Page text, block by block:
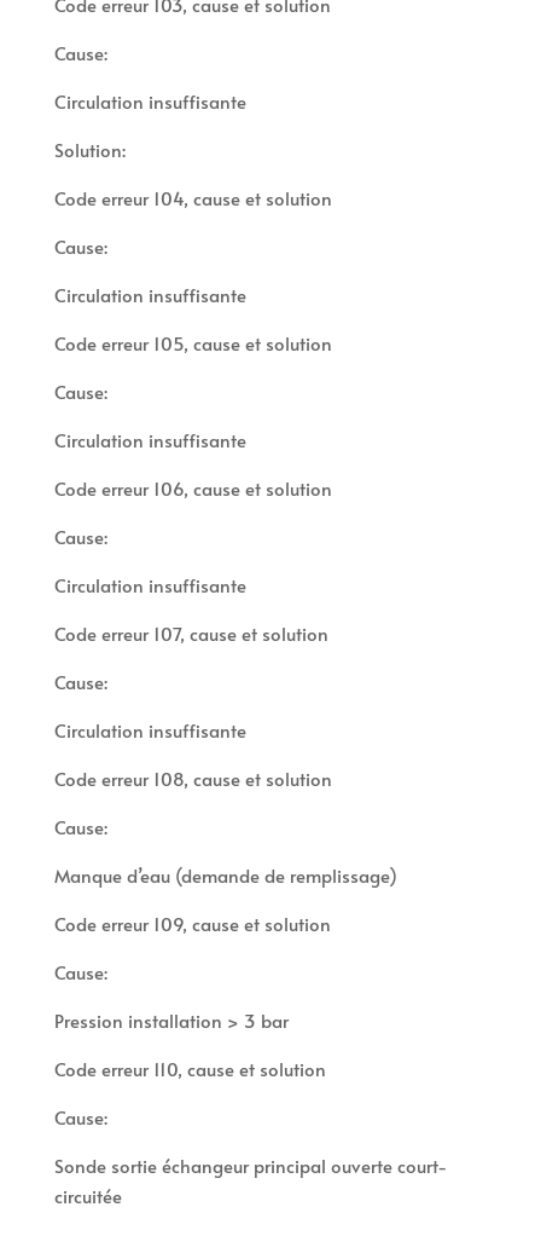
Cause:
Circulation insuffisante
Solution:
Code erreur 104, cause et solution
Cause:
Circulation insuffisante
Code erreur 105, cause et solution
Cause:
Circulation insuffisante
Code erreur 106, cause et solution
Cause:
Circulation insuffisante
Code erreur 107, cause et solution
Cause:
Circulation insuffisante
Code erreur 108, cause et solution
Cause:
Manque d’eau (demande de remplissage)
Code erreur 109, cause et solution
Cause:
Pression installation > 3 bar
Code erreur 110, cause et solution
Cause:
Sonde sortie échangeur principal ouverte court-
circuitée